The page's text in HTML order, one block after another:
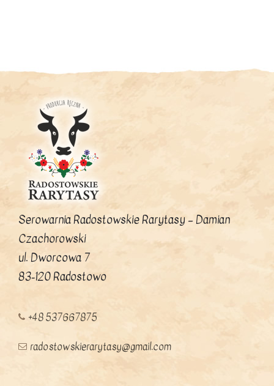
Serowarnia Radostowskie Rarytasy – Damian
Czachorowski
ul. Dworcowa 7
83-120 Radostowo
+48 537667875
radostowskierarytasy@gmail.com